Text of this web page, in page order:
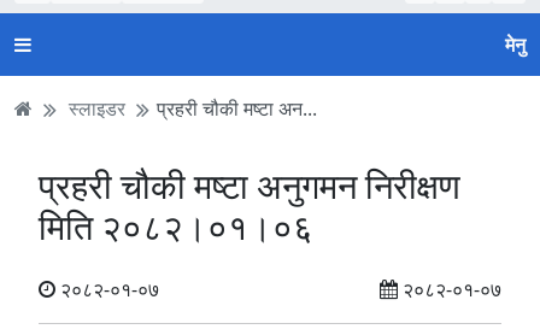
मेनु
स्लाइडर प्रहरी चौकी मष्टा अन...
प्रहरी चौकी मष्टा अनुगमन निरीक्षण
मिति २०८२।०१।०६
२०८२-०१-०७ २०८२-०१-०७